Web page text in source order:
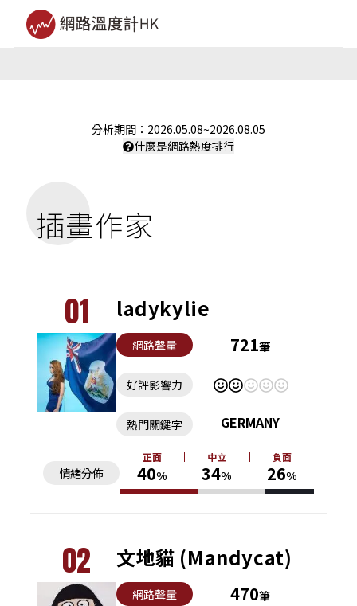
分析期間： 2026.05.08~2026.08.05
什麼是網路熱度排行
插畫作家
01 ladykylie
網路聲量 721筆
好評影響力
情緒分佈
正面
40%
中立
34%
負面
26%
熱門關鍵字 GERMANY
02 文地貓 (Mandycat)
網路聲量 470筆